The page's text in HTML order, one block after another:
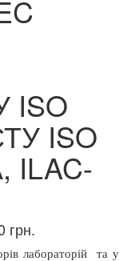
ISO
ISO
ILAC-
грн.
лабораторій
та у